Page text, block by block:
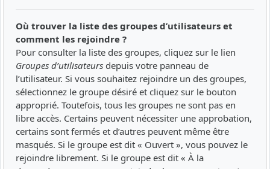
Où trouver la liste des groupes d’utilisateurs et
comment les rejoindre ?
Pour consulter la liste des groupes, cliquez sur le lien
Groupes d’utilisateurs depuis votre panneau de
l’utilisateur. Si vous souhaitez rejoindre un des groupes,
sélectionnez le groupe désiré et cliquez sur le bouton
approprié. Toutefois, tous les groupes ne sont pas en
libre accès. Certains peuvent nécessiter une approbation,
certains sont fermés et d’autres peuvent même être
masqués. Si le groupe est dit « Ouvert », vous pouvez le
rejoindre librement. Si le groupe est dit « À la